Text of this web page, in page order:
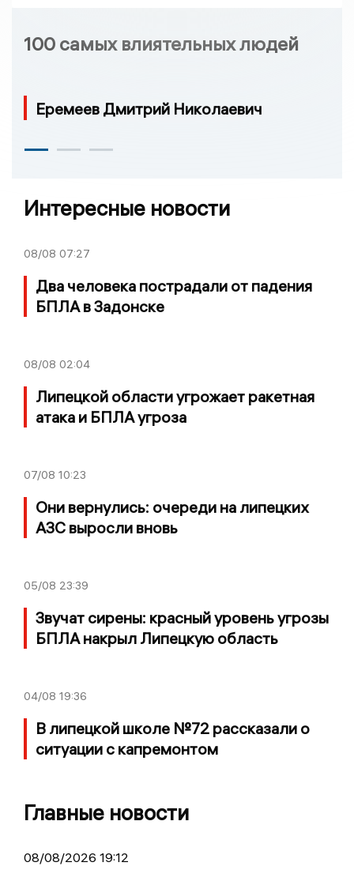
100 самых влиятельных людей
Еремеев Дмитрий Николаевич
Интересные новости
08/08 07:27
Два человека пострадали от падения
БПЛА в Задонске
08/08 02:04
Липецкой области угрожает ракетная
атака и БПЛА угроза
07/08 10:23
Они вернулись: очереди на липецких
АЗС выросли вновь
05/08 23:39
Звучат сирены: красный уровень угрозы
БПЛА накрыл Липецкую область
04/08 19:36
В липецкой школе №72 рассказали о
ситуации с капремонтом
Главные новости
08/08/2026 19:12